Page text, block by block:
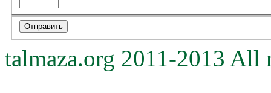
talmaza.org 2011-2013 All